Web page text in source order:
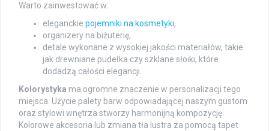
Warto zainwestować w:
eleganckie pojemniki na kosmetyki,
organizery na biżuterię,
detale wykonane z wysokiej jakości materiałów, takie
jak drewniane pudełka czy szklane słoiki, które
dodadzą całości elegancji.
Kolorystyka ma ogromne znaczenie w personalizacji tego
miejsca. Użycie palety barw odpowiadającej naszym gustom
oraz stylowi wnętrza stworzy harmonijną kompozycję.
Kolorowe akcesoria lub zmiana tła lustra za pomocą tapet